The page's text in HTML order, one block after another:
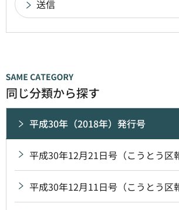
同じ分類から探す
平成30年（2018年）発行号
平成30年12月21日号（こうとう区
平成30年12月11日号（こうとう区